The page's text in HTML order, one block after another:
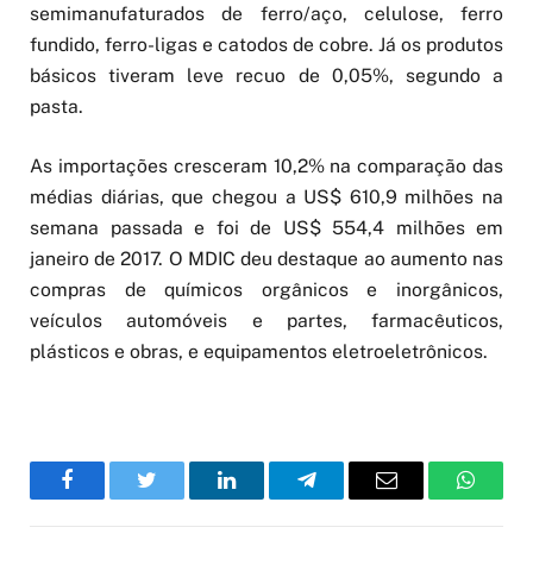
semimanufaturados de ferro/aço, celulose, ferro
fundido, ferro-ligas e catodos de cobre. Já os produtos
básicos tiveram leve recuo de 0,05%, segundo a
pasta.
As importações cresceram 10,2% na comparação das
médias diárias, que chegou a US$ 610,9 milhões na
semana passada e foi de US$ 554,4 milhões em
janeiro de 2017. O MDIC deu destaque ao aumento nas
compras de químicos orgânicos e inorgânicos,
veículos automóveis e partes, farmacêuticos,
plásticos e obras, e equipamentos eletroeletrônicos.
FacebookTwitter LinkedInTelegramEmail